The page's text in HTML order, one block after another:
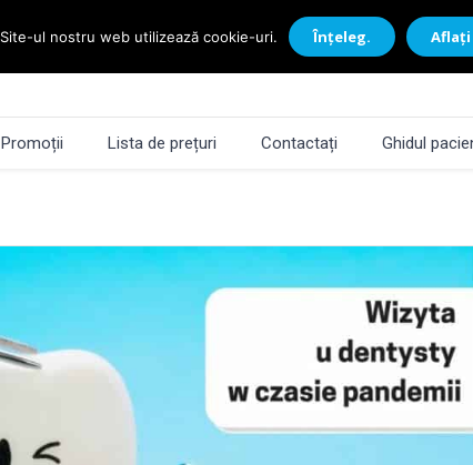
Promoții Lista de prețuri Contactați Ghidul
Site-ul nostru web utilizează cookie-uri. Înțeleg. Aflați